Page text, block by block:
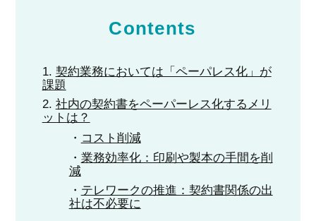
Contents
契約業務においては「ペーパレス化」が
課題
社内の契約書をペーパーレス化するメリ
ットは？
コスト削減
業務効率化：印刷や製本の手間を削
減
テレワークの推進：契約書関係の出
社は不必要に